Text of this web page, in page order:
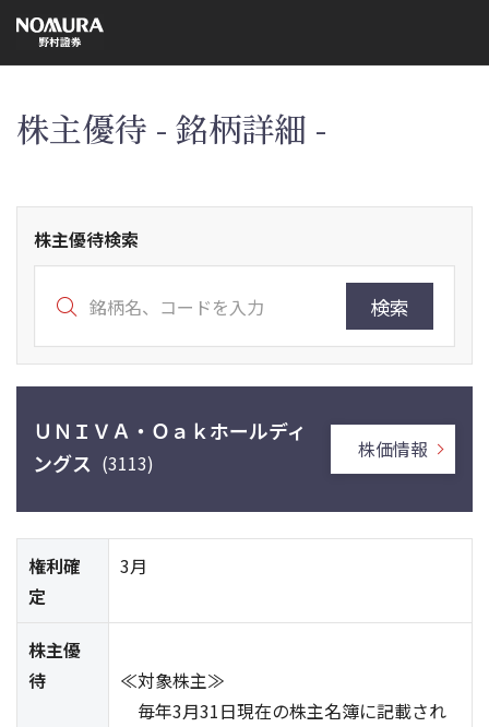
の
ー
株主優待 - 銘柄詳細 -
株主優待検索
検索
ＵＮＩＶＡ・Ｏａｋホールディ
ングス (3113)
株価情報
権利確
定
3月
株主優
待
≪対象株主≫
毎年3月31日現在の株主名簿に記載され